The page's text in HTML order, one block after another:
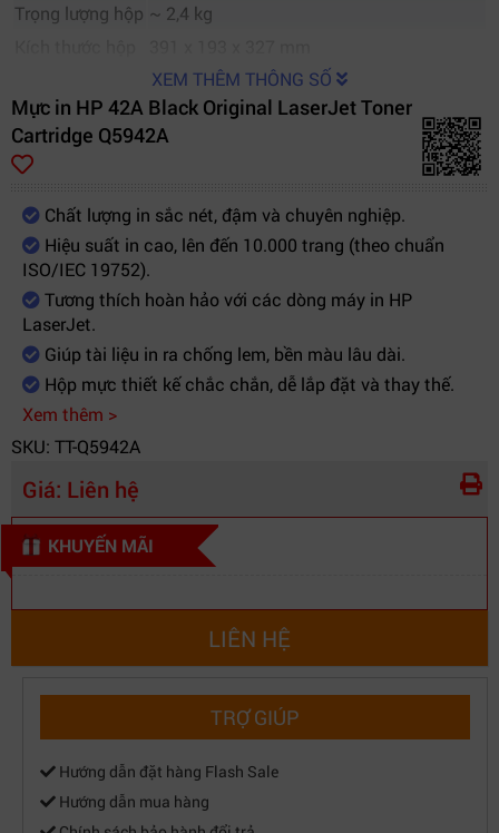
Trọng lượng hộp ~ 2,4 kg
XEM THÊM THÔNG SỐ
Mực in HP 42A Black Original LaserJet Toner
Cartridge Q5942A
Chất lượng in sắc nét, đậm và chuyên nghiệp.
Hiệu suất in cao, lên đến 10.000 trang (theo chuẩn
ISO/IEC 19752).
Tương thích hoàn hảo với các dòng máy in HP
LaserJet.
Giúp tài liệu in ra chống lem, bền màu lâu dài.
Hộp mực thiết kế chắc chắn, dễ lắp đặt và thay thế.
Xem thêm >
SKU: TT-Q5942A
Giá: Liên hệ
KHUYẾN MÃI
LIÊN HỆ
TRỢ GIÚP
Hướng dẫn đặt hàng Flash Sale
Hướng dẫn mua hàng